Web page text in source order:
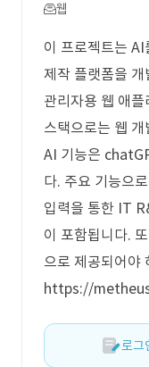
웹
이 프로젝트는
제작 플랫폼을
관리자용 웹 애
스택으로는 웹
AI 기능은
다. 주요 기능으
입력을 통한 IT
이 포함됩니다.
으로 제공되어야
https://
로그